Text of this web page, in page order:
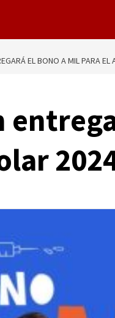
EL BONO A MIL PARA